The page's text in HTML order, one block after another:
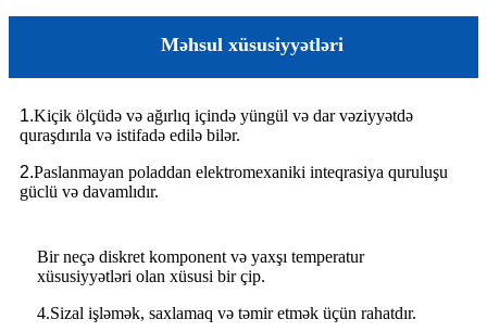
Məhsul xüsusiyyətləri
1.Kiçik ölçüdə və ağırlıq içində yüngül və dar vəziyyətdə
quraşdırıla və istifadə edilə bilər.
2.Paslanmayan poladdan elektromexaniki inteqrasiya quruluşu
güclü və davamlıdır.
Bir neçə diskret komponent və yaxşı temperatur
xüsusiyyətləri olan xüsusi bir çip.
4.Sizal işləmək, saxlamaq və təmir etmək üçün rahatdır.